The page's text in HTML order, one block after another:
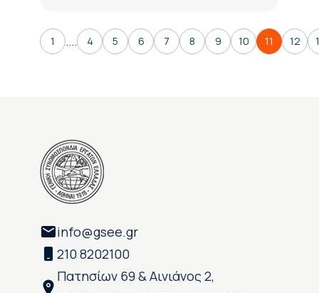
1 .... 4 5 6 7 8 9 10 11 12
info@gsee.gr
210 8202100
Πατησίων 69 & Αινιάνος 2,